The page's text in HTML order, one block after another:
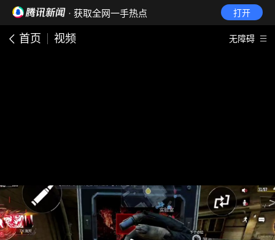
· 获取全网一手热点 打开
首页 视频 无障碍